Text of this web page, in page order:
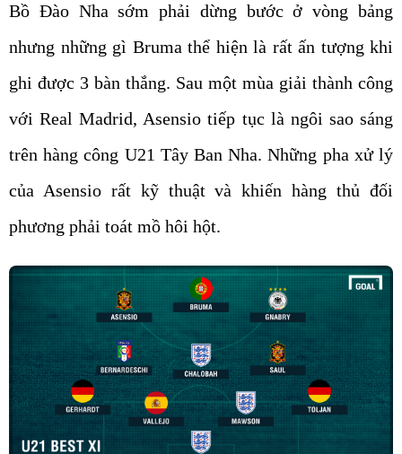
Bồ Đào Nha sớm phải dừng bước ở vòng bảng
nhưng những gì Bruma thể hiện là rất ấn tượng khi
ghi được 3 bàn thắng. Sau một mùa giải thành công
với Real Madrid, Asensio tiếp tục là ngôi sao sáng
trên hàng công U21 Tây Ban Nha. Những pha xử lý
của Asensio rất kỹ thuật và khiến hàng thủ đối
phương phải toát mồ hôi hột.